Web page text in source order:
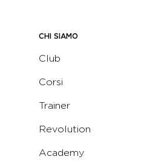
CHI SIAMO
Club
Corsi
Trainer
Revolution
Academy